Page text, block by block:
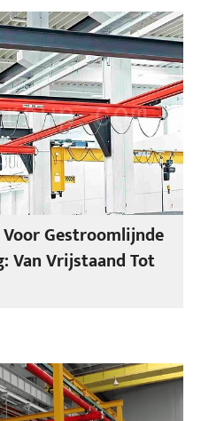
Gestroomlijnde
Van Vrijstaand Tot